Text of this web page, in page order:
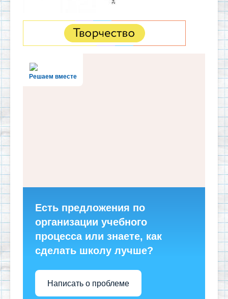
Решаем вместе
Есть предложения по
организации учебного
процесса или знаете, как
сделать школу лучше?
Написать о проблеме